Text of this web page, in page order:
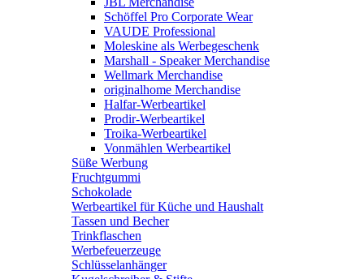
Schöffel Pro Corporate Wear
VAUDE Professional
Moleskine als Werbegeschenk
Marshall - Speaker Merchandise
Wellmark Merchandise
originalhome Merchandise
Halfar-Werbeartikel
Prodir-Werbeartikel
Troika-Werbeartikel
Vonmählen Werbeartikel
Süße Werbung
Fruchtgummi
Schokolade
Werbeartikel für Küche und Haushalt
Tassen und Becher
Trinkflaschen
Werbefeuerzeuge
Schlüsselanhänger